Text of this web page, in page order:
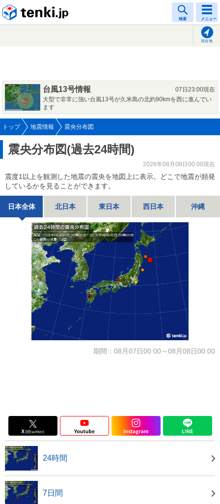
検索 メニュー
現在地
台風13号情報
07日23:00現在
大型で非常に強い台風13号が久米島の北約90kmを西に進んでい
ます
トップ 地震情報 震央分布図
震央分布図(過去24時間)
2026年08月08日00:00現在
震度1以上を観測した地震の震央を地図上に表示。どこで地震が頻発
しているかを見ることができます。
日本全体 北日本 東日本 西日本 沖縄
期間：08月07日00:00～08月08日00:00
24時間
7日間